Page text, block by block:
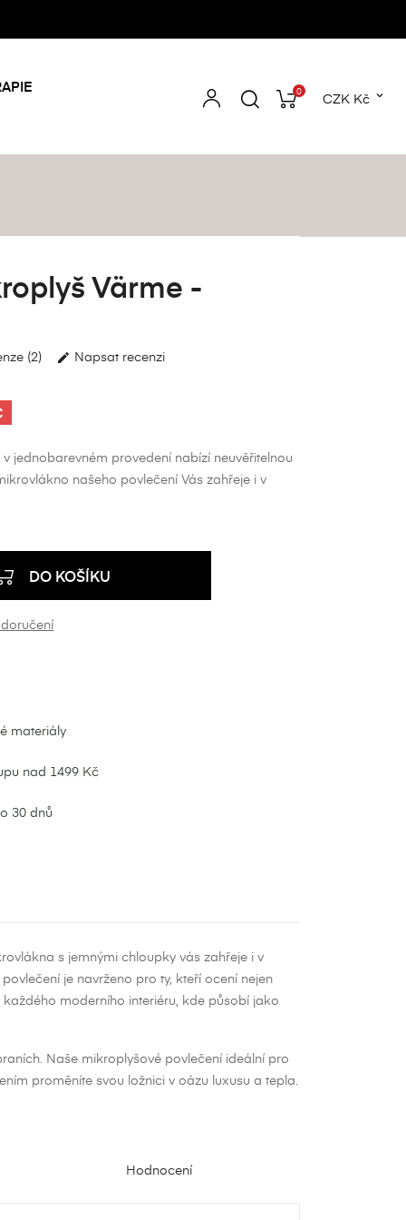
0 CZK Kč 
Värme -
(2) Napsat recenzi
jednobarevném provedení nabízí neuvěřitelnou
našeho povlečení Vás zahřeje i v
DO KOŠÍKU
materiály
nad 1499 Kč
30 dnů
s jemnými chloupky vás zahřeje i v
je navrženo pro ty, kteří ocení nejen
moderního interiéru, kde působí jako
Naše mikroplyšové povlečení ideální pro
proměníte svou ložnici v oázu luxusu a tepla.
Hodnocení